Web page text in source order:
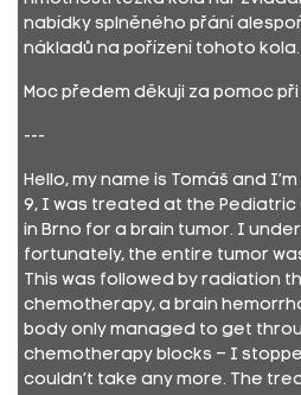
nabídky splněného přání
nákladů na pořízení tohoto kola.
Moc předem děkuji za pomoc při
---
Hello, my name is Tomáš and
9, I was treated at the
in Brno for a brain tumor. I
fortunately, the entire tumor
This was followed by radiation
chemotherapy, a brain
body only managed to get
chemotherapy blocks – I
couldn’t take any more. The